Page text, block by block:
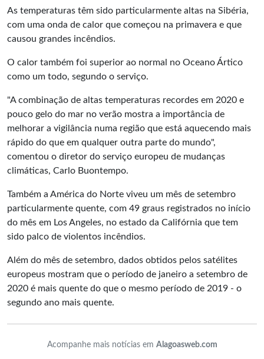
As temperaturas têm sido particularmente altas na Sibéria,
com uma onda de calor que começou na primavera e que
causou grandes incêndios.
O calor também foi superior ao normal no Oceano Ártico
como um todo, segundo o serviço.
"A combinação de altas temperaturas recordes em 2020 e
pouco gelo do mar no verão mostra a importância de
melhorar a vigilância numa região que está aquecendo mais
rápido do que em qualquer outra parte do mundo",
comentou o diretor do serviço europeu de mudanças
climáticas, Carlo Buontempo.
Também a América do Norte viveu um mês de setembro
particularmente quente, com 49 graus registrados no início
do mês em Los Angeles, no estado da Califórnia que tem
sido palco de violentos incêndios.
Além do mês de setembro, dados obtidos pelos satélites
europeus mostram que o período de janeiro a setembro de
2020 é mais quente do que o mesmo período de 2019 - o
segundo ano mais quente.
Acompanhe mais notícias em Alagoasweb.com